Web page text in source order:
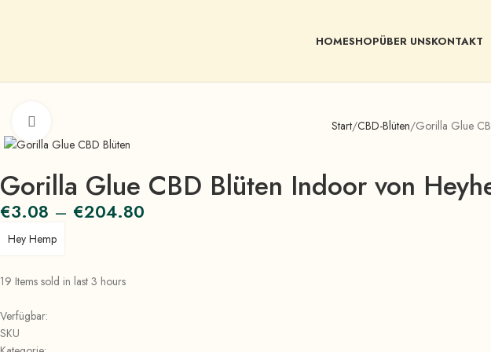
HOMESHOPÜBER UNSKONTAKT
Start CBD-Blüten Gorilla Glue
Gorilla Glue CBD Blüten Indoor von
€3.08 – €204.80
Hey Hemp
19 Items sold in last 3 hours
Verfügbar:
SKU